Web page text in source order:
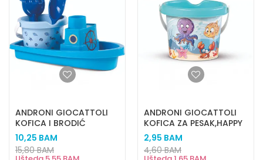
ANDRONI GIOCATTOLI
KOFICA I BRODIĆ
10,25 BAM
15,80BAM
ANDRONI GIOCATTOLI
KOFICA ZA PESAK,HAPPY
FISH
2,95 BAM
4,60BAM